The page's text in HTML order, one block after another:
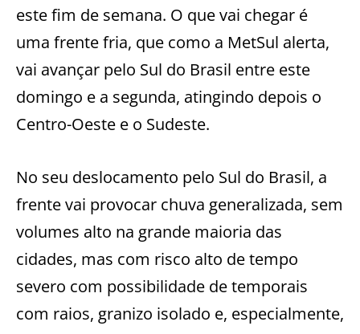
este fim de semana. O que vai chegar é
uma frente fria, que como a MetSul alerta,
vai avançar pelo Sul do Brasil entre este
domingo e a segunda, atingindo depois o
Centro-Oeste e o Sudeste.
No seu deslocamento pelo Sul do Brasil, a
frente vai provocar chuva generalizada, sem
volumes alto na grande maioria das
cidades, mas com risco alto de tempo
severo com possibilidade de temporais
com raios, granizo isolado e, especialmente,